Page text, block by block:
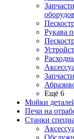
Рукава
Ещё 6
Мойки
Печи на
Станки